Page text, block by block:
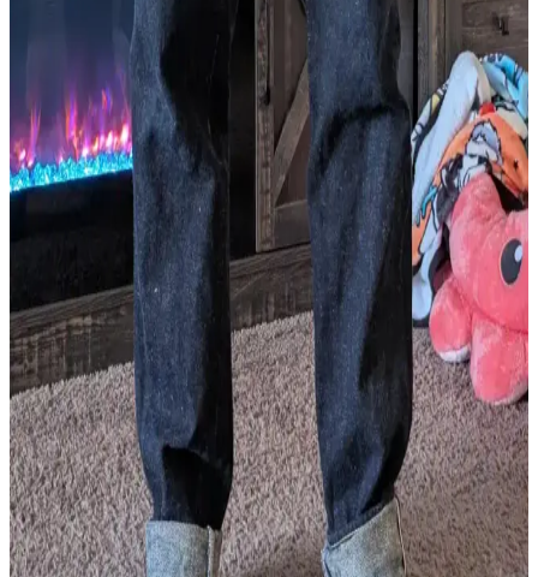
Naked and Famous Black Selvedge 29 Beden
Pantolonlarda Doğru Beden Seçimi ve Kullanım
Önerileri
Naked and Famous Black Selvedge 29 beden pantolonlarda beden
seçimi, kumaş esnemesi ve kemer kullanımı konforu etkiler. Doğru
beden ve kullanım önerileri pantolonun fonksiyonelliğini artırır.
Naked & Famous Genseki Strong Guy Raw Denim
Modeli: Kesim, Kumaş ve Tasarım İncelemesi
Naked & Famous Genseki Strong Guy modeli, rahat kesimi, kaliteli
Japon denim kumaşı ve özgün tasarım detaylarıyla raw denim
tutkunları için önemli bir seçenek sunuyor. Oni denimleriyle
karşılaştırması ve kullanıcı deneyimleri değerlendiriliyor.
Momotaro Standard Straight 14.7oz Raw Denim
Kot Pantolonların Özellikleri ve Kullanıcı
Deneyimleri
Momotaro Standard Straight 14.7oz raw denim kotlar, yavaş solma,
dayanıklılık ve konfor sunar. Kumaş kalitesi, yıkama yöntemleri ve
kullanıcı deneyimleri detaylı şekilde incelenmiştir.